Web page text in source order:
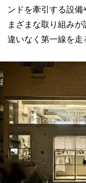
ンドを牽引する設
まざまな取り組み
違いなく第一線を走